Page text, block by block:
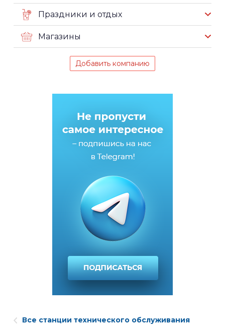
Праздники и отдых
Магазины
Добавить компанию
Все станции технического обслуживания